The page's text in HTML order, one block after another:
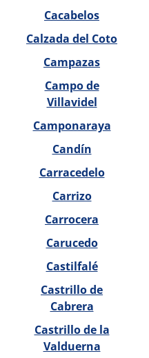
Cacabelos
Calzada del Coto
Campazas
Campo de
Villavidel
Camponaraya
Candín
Carracedelo
Carrizo
Carrocera
Carucedo
Castilfalé
Castrillo de
Cabrera
Castrillo de la
Valduerna